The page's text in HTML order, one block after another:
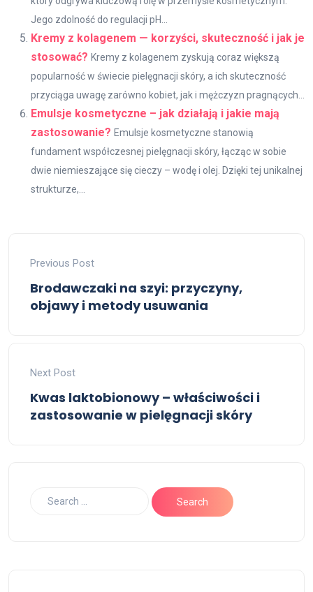
Jego zdolność do regulacji pH...
Kremy z kolagenem — korzyści, skuteczność i jak je
stosować? Kremy z kolagenem zyskują coraz większą
popularność w świecie pielęgnacji skóry, a ich skuteczność
przyciąga uwagę zarówno kobiet, jak i mężczyzn pragnących...
Emulsje kosmetyczne – jak działają i jakie mają
zastosowanie? Emulsje kosmetyczne stanowią
fundament współczesnej pielęgnacji skóry, łącząc w sobie
dwie niemieszające się cieczy – wodę i olej. Dzięki tej unikalnej
strukturze,...
Previous Post
Brodawczaki na szyi: przyczyny,
objawy i metody usuwania
Next Post
Kwas laktobionowy – właściwości i
zastosowanie w pielęgnacji skóry